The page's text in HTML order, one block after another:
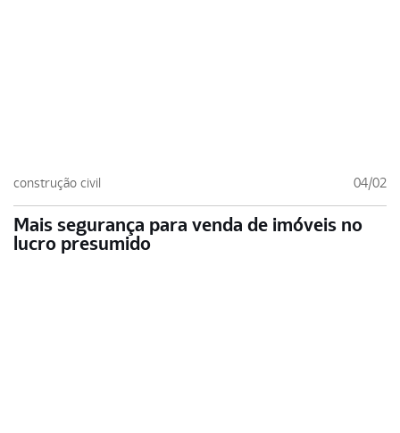
construção civil 04/02
Mais segurança para venda de imóveis no
lucro presumido